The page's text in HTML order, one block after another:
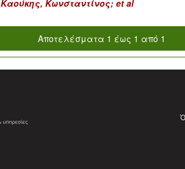
Καούκης, Κωνσταντίνος; et al
Αποτελέσματα 1 έως 1 από 1